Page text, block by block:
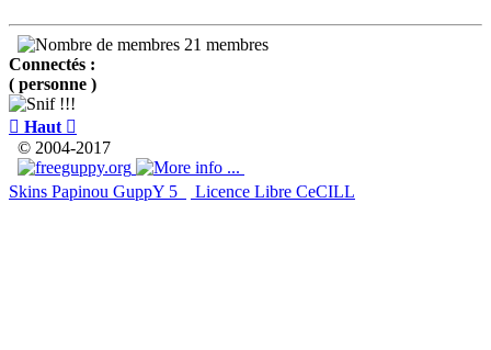
21 membres
Connectés :
( personne )
 Haut 
© 2004-2017
Skins Papinou GuppY 5 Licence Libre CeCILL